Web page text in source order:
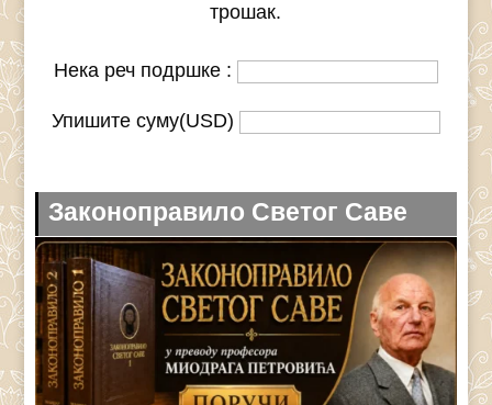
трошак.
Нека реч подршке :
Упишите суму(USD)
Законоправило Светог Саве